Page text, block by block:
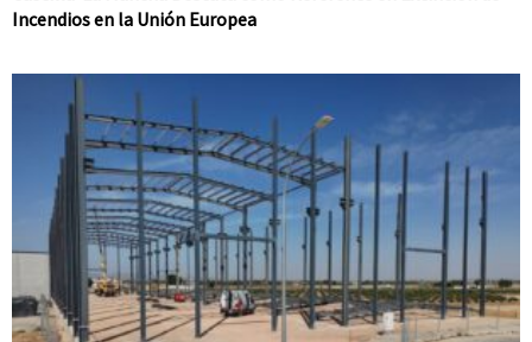
Incendios en la Unión Europea